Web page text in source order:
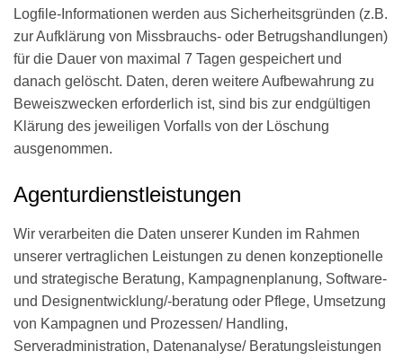
Logfile-Informationen werden aus Sicherheitsgründen (z.B.
zur Aufklärung von Missbrauchs- oder Betrugshandlungen)
für die Dauer von maximal 7 Tagen gespeichert und
danach gelöscht. Daten, deren weitere Aufbewahrung zu
Beweiszwecken erforderlich ist, sind bis zur endgültigen
Klärung des jeweiligen Vorfalls von der Löschung
ausgenommen.
Agenturdienstleistungen
Wir verarbeiten die Daten unserer Kunden im Rahmen
unserer vertraglichen Leistungen zu denen konzeptionelle
und strategische Beratung, Kampagnenplanung, Software-
und Designentwicklung/-beratung oder Pflege, Umsetzung
von Kampagnen und Prozessen/ Handling,
Serveradministration, Datenanalyse/ Beratungsleistungen